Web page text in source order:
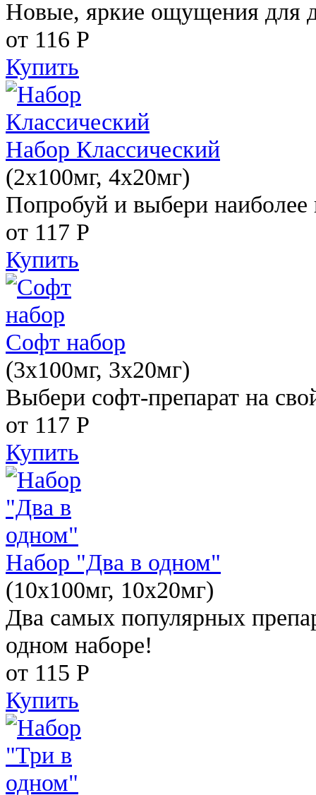
Новые, яркие ощущения для
от 116 Р
Купить
Набор Классический
(2x100мг, 4x20мг)
Попробуй и выбери наиболее
от 117 Р
Купить
Софт набор
(3x100мг, 3x20мг)
Выбери софт-препарат на
от 117 Р
Купить
Набор "Два в одном"
(10x100мг, 10x20мг)
Два самых популярных
одном наборе!
от 115 Р
Купить